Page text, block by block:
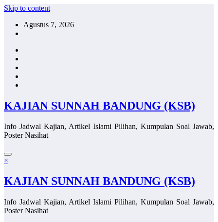
Skip to content
Agustus 7, 2026
KAJIAN SUNNAH BANDUNG (KSB)
Info Jadwal Kajian, Artikel Islami Pilihan, Kumpulan Soal Jawab,
Poster Nasihat
×
KAJIAN SUNNAH BANDUNG (KSB)
Info Jadwal Kajian, Artikel Islami Pilihan, Kumpulan Soal Jawab,
Poster Nasihat